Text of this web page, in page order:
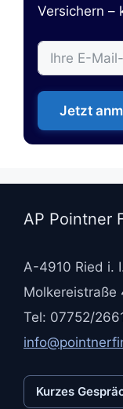
Versichern –
Jetzt
AP Pointner
A-4910 Ried i.
Molkereistraße
Tel: 07752/
Kurzes